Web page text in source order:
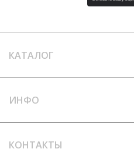
КАТАЛОГ
ИНФО
КОНТАКТЫ